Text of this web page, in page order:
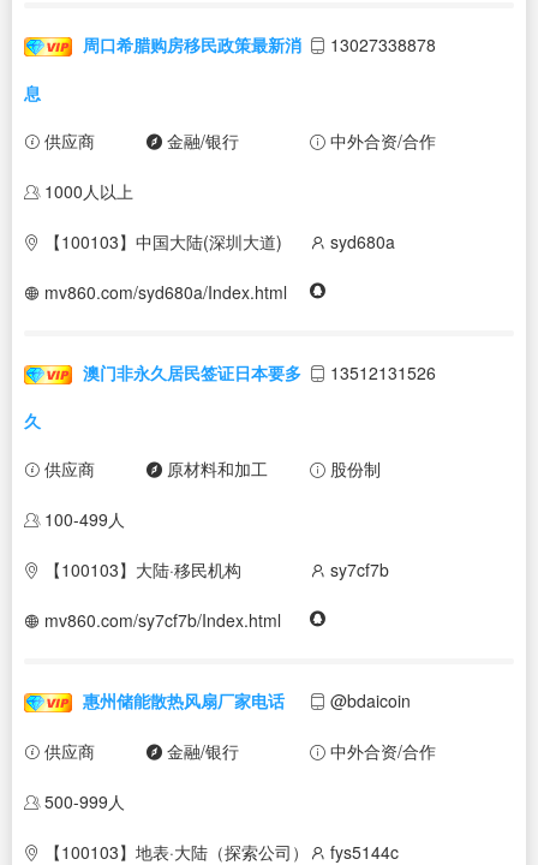
周口希腊购房移民政策最新消
息
13027338878
供应商 金融/银行 中外合资/合作
1000人以上
【100103】中国大陆(深圳大道) syd680a
mv860.com/syd680a/Index.html
澳门非永久居民签证日本要多
久
13512131526
供应商 原材料和加工 股份制
100-499人
【100103】大陆·移民机构 sy7cf7b
mv860.com/sy7cf7b/Index.html
惠州储能散热风扇厂家电话 @bdaicoin
供应商 金融/银行 中外合资/合作
500-999人
【100103】地表·大陆（探索公司） fys5144c